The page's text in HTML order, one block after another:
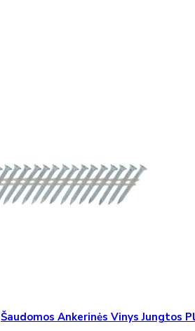
Šaudomos Ankerinės Vinys Jungtos